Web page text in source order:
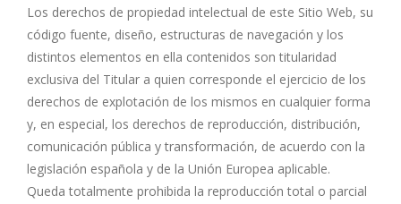
Los derechos de propiedad intelectual de este Sitio Web, su
código fuente, diseño, estructuras de navegación y los
distintos elementos en ella contenidos son titularidad
exclusiva del Titular a quien corresponde el ejercicio de los
derechos de explotación de los mismos en cualquier forma
y, en especial, los derechos de reproducción, distribución,
comunicación pública y transformación, de acuerdo con la
legislación española y de la Unión Europea aplicable.
Queda totalmente prohibida la reproducción total o parcial